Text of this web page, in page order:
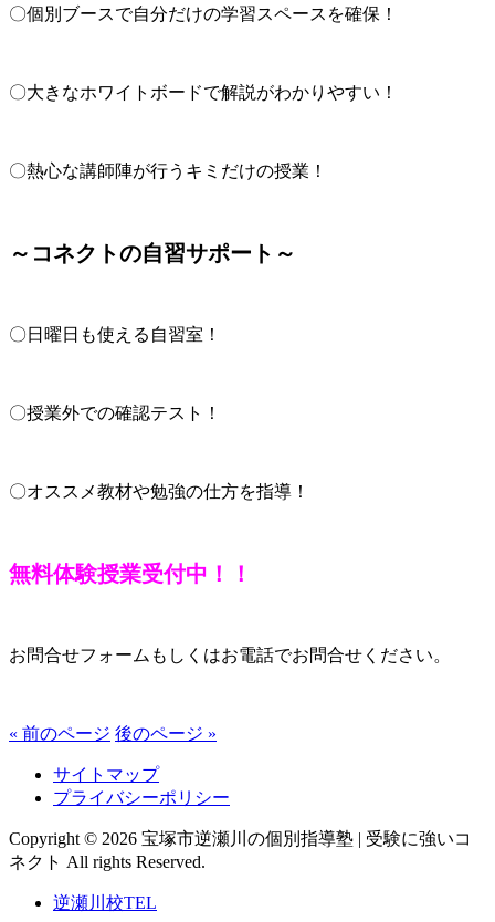
〇個別ブースで自分だけの学習スペースを確保！
〇大きなホワイトボードで解説がわかりやすい！
〇熱心な講師陣が行うキミだけの授業！
～コネクトの自習サポート～
〇日曜日も使える自習室！
〇授業外での確認テスト！
〇オススメ教材や勉強の仕方を指導！
無料体験授業受付中！！
お問合せフォームもしくはお電話でお問合せください。
« 前のページ 後のページ »
サイトマップ
プライバシーポリシー
Copyright © 2026 宝塚市逆瀬川の個別指導塾 | 受験に強いコ
ネクト All rights Reserved.
逆瀬川校TEL